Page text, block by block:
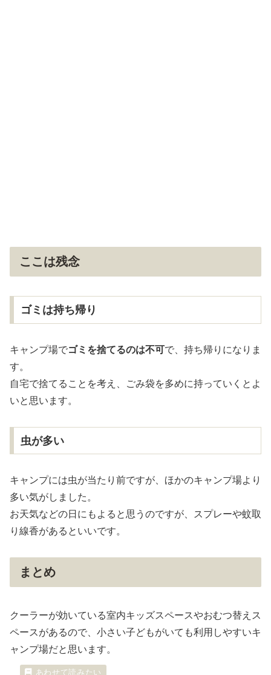
ここは残念
ゴミは持ち帰り
キャンプ場でゴミを捨てるのは不可で、持ち帰りになりま
す。
自宅で捨てることを考え、ごみ袋を多めに持っていくとよ
いと思います。
虫が多い
キャンプには虫が当たり前ですが、ほかのキャンプ場より
多い気がしました。
お天気などの日にもよると思うのですが、スプレーや蚊取
り線香があるといいです。
まとめ
クーラーが効いている室内キッズスペースやおむつ替えス
ペースがあるので、小さい子どもがいても利用しやすいキ
ャンプ場だと思います。